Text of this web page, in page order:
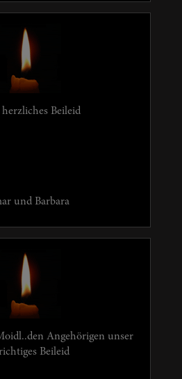
herzliches Beileid
und Barbara
Angehörigen unser
Beileid